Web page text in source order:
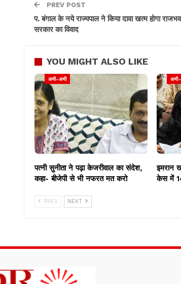
PREV POST
प. बंगाल के नये राज्यपाल ने किया दावा खत्म होगा
सरकार का विवाद
YOU MIGHT ALSO LIKE
अभी-अभी
पत्नी सुनीता ने पढ़ा केजरीवाल का संदेश,
कहा- बीजेपी से भी नफरत मत करो
इमरान
केस में
PREV NEXT